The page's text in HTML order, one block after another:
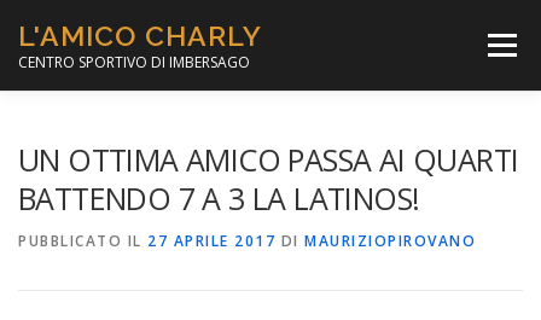
contenuto
L'AMICO CHARLY
CENTRO SPORTIVO DI IMBERSAGO
Menù
UN OTTIMA AMICO PASSA AI QUARTI
BATTENDO 7 A 3 LA LATINOS!
PUBBLICATO IL 27 APRILE 2017 DI MAURIZIOPIROVANO